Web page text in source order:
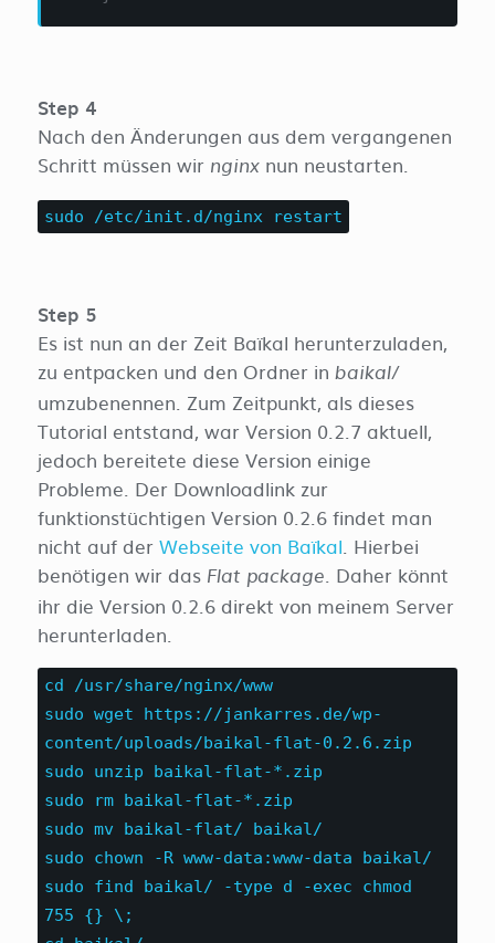
Step 4
Nach den Änderungen aus dem vergangenen
Schritt müssen wir nginx nun neustarten.
sudo /etc/init.d/nginx restart
Step 5
Es ist nun an der Zeit Baïkal herunterzuladen,
zu entpacken und den Ordner in baikal/
umzubenennen. Zum Zeitpunkt, als dieses
Tutorial entstand, war Version 0.2.7 aktuell,
jedoch bereitete diese Version einige
Probleme. Der Downloadlink zur
funktionstüchtigen Version 0.2.6 findet man
nicht auf der Webseite von Baïkal. Hierbei
benötigen wir das Flat package. Daher könnt
ihr die Version 0.2.6 direkt von meinem Server
herunterladen.
cd /usr/share/nginx/www
sudo wget https://jankarres.de/wp-
content/uploads/baikal-flat-0.2.6.zip
sudo unzip baikal-flat-*.zip
sudo rm baikal-flat-*.zip
sudo mv baikal-flat/ baikal/
sudo chown -R www-data:www-data baikal/
sudo find baikal/ -type d -exec chmod
755 {} \;